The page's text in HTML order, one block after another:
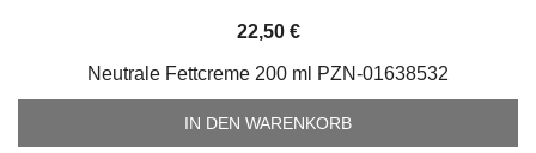
22,50 €
Neutrale Fettcreme 200 ml PZN-01638532
IN DEN WARENKORB